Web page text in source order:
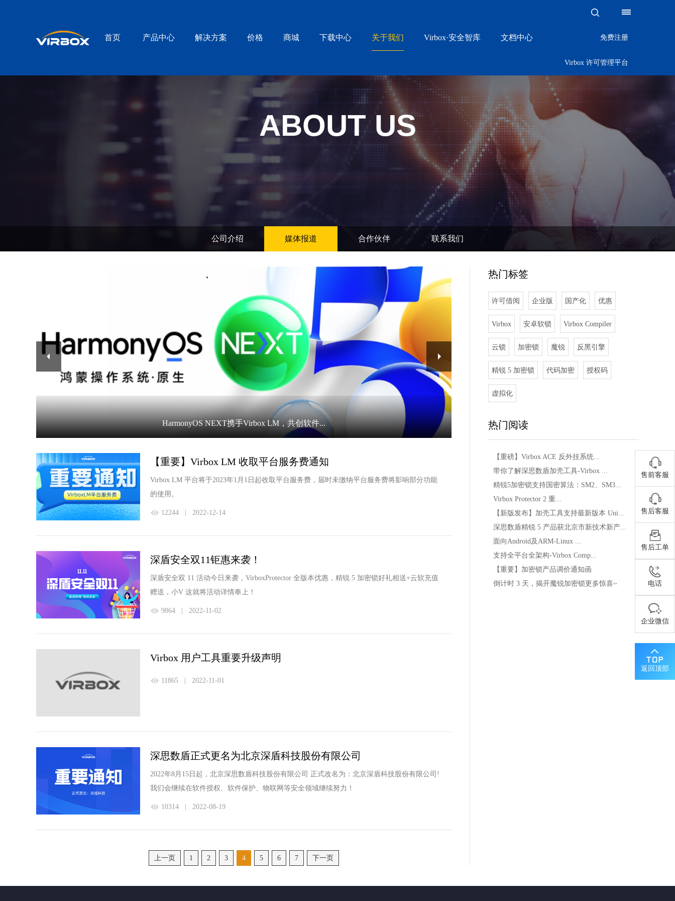
首页 产品中心 解决方案 价格 商城 下载中心 关于我们 Virbox·安全智库 文档中心 免费注册
Virbox 许可管理平台
ABOUT US
公司介绍 媒体报道 合作伙伴 联系我们
HarmonyOS NEXT携手Virbox LM，共创软件...
【重要】Virbox LM 收取平台服务费通知
Virbox LM 平台将于2023年1月1日起收取平台服务费，届时未缴纳平台服务费将影响部分功能
的使用。
12244| 2022-12-14
深盾安全双11钜惠来袭！
深盾安全双 11 活动今日来袭，VirboxProtector 全版本优惠，精锐 5 加密锁好礼相送+云软充值
赠送，小V 这就将活动详情奉上！
9864| 2022-11-02
Virbox 用户工具重要升级声明
11865| 2022-11-01
深思数盾正式更名为北京深盾科技股份有限公司
2022年8月15日起，北京深思数盾科技股份有限公司 正式改名为：北京深盾科技股份有限公司!
我们会继续在软件授权、软件保护、物联网等安全领域继续努力！
10314| 2022-08-19
上一页 1 2 3 4 5 6 7 下一页
热门标签
许可借阅 企业版 国产化 优惠
Virbox 安卓软锁 Virbox Compiler
云锁 加密锁 魔锐 反黑引擎
精锐 5 加密锁 代码加密 授权码
虚拟化
热门阅读
【重磅】Virbox ACE 反外挂系统...
带你了解深思数盾加壳工具-Virbox ...
精锐5加密锁支持国密算法：SM2、SM3...
Virbox Protector 2 重...
【新版发布】加壳工具支持最新版本 Uni...
深思数盾精锐 5 产品获北京市新技术新产...
面向Android及ARM-Linux ...
支持全平台全架构-Virbox Comp...
【重要】加密锁产品调价通知函
倒计时 3 天，揭开魔锐加密锁更多惊喜~
售前客服
售后客服
售后工单
电话
企业微信
返回顶部